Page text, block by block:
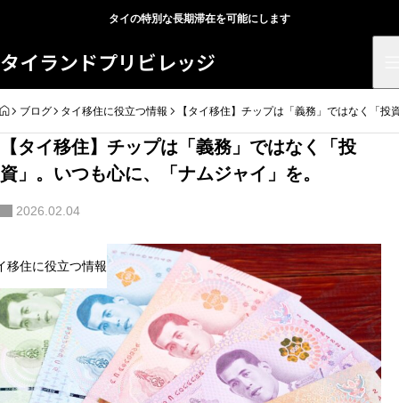
タイの特別な長期滞在を可能にします
タイランドプリビレッジ
HOME
ブログ タイ移住に役立つ情報 【タイ移住】チップは「義務」ではなく「
【タイ移住】チップは「義務」ではなく「投
資」。いつも心に、「ナムジャイ」を。
2026.02.04
移住に役立つ情報